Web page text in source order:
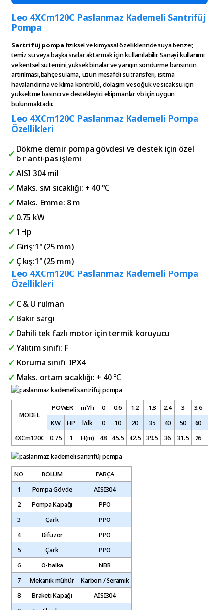
Leo 4XCm120C Paslanmaz Kademeli Santrifüj
Pompa
Santrifüj pompa fiziksel ve kimyasal özelliklerinde suya benzer,
temiz su veya başka sıvılar aktarmak için kullanılabilir. Sanayi kullanımı
ve kentsel su temini,yüksek binalar ve yangın söndürme bansıncın
artırılması,bahçe sulama, uzun mesafeli su transferi, ısıtma
havalandırma ve klima kontrolü, dolaşım ve soğuk ve sıcak su için
yükseltme basıncı ve destekleyici ekipmanlar vb için uygun
bulunmaktadır.
Leo 4XCm120C Paslanmaz Kademeli Pompa
Özellikleri
Dökme demir pompa gövdesi ve destek için özel
bir anti-pas işlemi
AISI 304 mil
Maks. sıvı sıcaklığı: + 40 ℃
Maks. Emme: 8 m
0.75 kW
1Hp
Giriş:1" (25 mm)
Çıkış:1" (25 mm)
Leo 4XCm120C Paslanmaz Kademeli Pompa
Özellikleri
C & U rulman
Bakır sargı
Dahili tek fazlı motor için termik koruyucu
Yalıtım sınıfı: F
Koruma sınıfı: IPX4
Maks. ortam sıcaklığı: + 40 ℃
MODEL
POWER m³/h 0 0.6 1.2 1.8 2.4 3 3.6
KW
HP l/dk 0 10 20 35 40 50 60
4XCm120C
0.75 1 H(m) 48 45.5 42.5 39.5 36 31.5 26
NO BÖLÜM
PARÇA
1
Pompa Gövde
AISI304
2
Pompa Kapağı
PPO
3
Çark
PPO
4
Difüzör
PPO
5
Çark
PPO
6
O-halka
NBR
7
Mekanik mühür
Karbon / Seramik
8
Braketi Kapağı
AISI304